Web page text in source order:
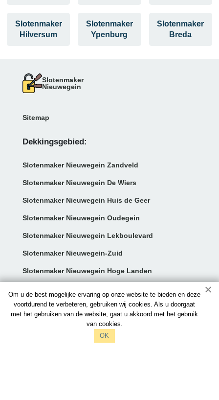
Om u de best mogelijke ervaring op onze website te bieden en deze
voortdurend te verbeteren, gebruiken wij cookies. Als u doorgaat
met het gebruiken van de website, gaat u akkoord met het gebruik
van cookies.
OK
Slotenmaker
Hilversum
Slotenmaker
Ypenburg
Slotenmaker
Breda
Slotenmaker
Nieuwegein
Sitemap
Dekkingsgebied:
Slotenmaker Nieuwegein Zandveld
Slotenmaker Nieuwegein De Wiers
Slotenmaker Nieuwegein Huis de Geer
Slotenmaker Nieuwegein Oudegein
Slotenmaker Nieuwegein Lekboulevard
Slotenmaker Nieuwegein-Zuid
Slotenmaker Nieuwegein Hoge Landen
Contact:
info@slotenmakersnieuwegein.nl